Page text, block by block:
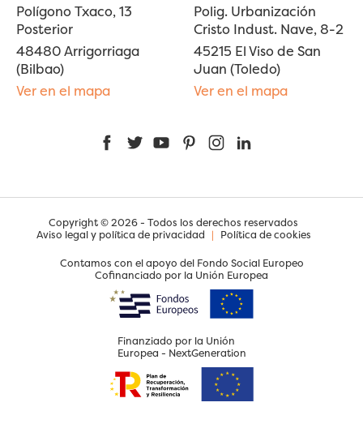
Polígono Txaco, 13
Posterior
48480 Arrigorriaga
(Bilbao)
Ver en el mapa
Polig. Urbanización
Cristo Indust. Nave, 8-2
45215 El Viso de San
Juan (Toledo)
Ver en el mapa
FacebookTwitterYouTubePinterestInstagram
Copyright © 2026 - Todos los derechos reservados
Aviso legal y política de privacidad | Política de cookies
Contamos con el apoyo del Fondo Social Europeo
Cofinanciado por la Unión Europea
Finanziado por la Unión
Europea - NextGeneration